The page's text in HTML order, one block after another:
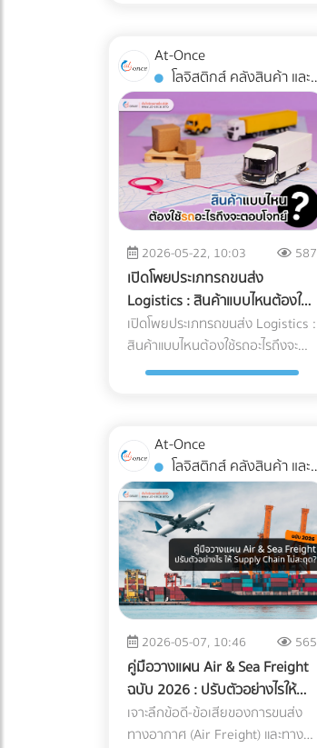
Industrial ESS เข้ามา โรงงานของ
คุณจะเสมือนมี UPS (เครื่องสำรอง
ไฟ) ขนาดยักษ์คอยคุ้มกัน โดยระบบ
จะทำงานแบบไร้รอยต่อ (Seamless
Transition) เมื่อไฟจากการไฟฟ้าดับ
หรือกระชาก ระบบจะสลับไปดึงกระแส
ไฟจากแบตเตอรี่มาจ่ายให้เครื่องจักร
สำคัญ (Critical Loads) ทันทีใน
ระดับเสี้ยววินาที ทำให้สายการผลิต
เดินหน้าต่อไปได้โดยที่เครื่องจักรไม่
สะดุด ทำไมปี 2026 ถึงเป็น "จังหวะ
ทอง" ในการลงทุนระบบ ESS? หาก
ย้อนกลับไปช่วงปี 2021-2022
แบตเตอรี่อุตสาหกรรมยังมีราคาสูง
2026 เกมได้เปลี่ยนไปแล้วด้วยปัจจัย
แบตเตอรี่ Lithium Iron
Phosphate (LiFePO4) สำหรับ
อุตสาหกรรม มีการผลิตในสเกลที่
ใหญ่ขึ้นมาก ทำให้ราคาต่อกิโลวัตต์-
ชั่วโมง (kWh) ถูกลงกว่าอดีตเกือบ
40% แถมยังมีความปลอดภัยสูง ไม่
ติดไฟง่าย และอายุการใช้งาน
ยาวนานกว่า 10,000 ไซเคิล (อ้างอิง
จากรายงาน Bloomberg) ระบบ
Peak Shaving หั่นค่าไฟ TOU แบบ
อัจฉริยะ: โรงงานส่วนใหญ่ใช้ค่าไฟ
แบบ TOU (Time of Use) ซึ่งช่วง
บ่าย (On-Peak) ค่าไฟจะแพงมาก
ระบบ AI ใน ESS จะคำนวณและปล่อย
ใบกำกับภาษี (ขายของเถื่อน/ขายตัด
ราคา) 4. ค่าใช้จ่ายเบ็ดเตล็ดและค่า
รับรองพุ่งสูงปรี๊ด การยัด "รายจ่าย
ส่วนตัว" เข้ามาเป็น "ค่าใช้จ่าย
บริษัท" เป็นเรื่องที่ AI จับทางได้ง่าย
มาก หากหมวดหมู่ค่ารับรอง ค่าเดิน
ทาง หรือค่าใช้จ่ายเบ็ดเตล็ด มี
สัดส่วนที่สูงผิดปกติเมื่อเทียบกับ
รายได้รวมของบริษัท
(Benchmarking) เตรียมตัวรับ
จดหมายเชิญพบเจ้าหน้าที่ได้เลย 5.
ทำธุรกรรมคริปโตฯ หรือ Digital
Assets โดยไม่ลงบัญชี การรับชำระ
ค่าสินค้าจากคู่ค้าต่างประเทศด้วย
Cryptocurrency แล้วไม่แปลงค่า
เงินมาบันทึกเป็นรายได้ หรือโอนเข้า
กระดานเทรด (Exchange) เพื่อตรวจ
สอบร่องรอย (Blockchain
Tracing) ได้อย่างแม่นยำ อย่ารอให้
จดหมายประเมินภาษีย้อนหลังส่งมา
ถึงบริษัท! การป้องกันที่ดีที่สุดคือ
การวางโครงสร้างระบบบัญชีที่
โปร่งใสและถูกต้องตามกฎหมาย
หากคุณต้องการเปลี่ยนผู้ทำบัญชี
หรือกำลังมองหาสำนักงานบัญชีที่
เชี่ยวชาญ โดยเฉพาะการวางแผน
ภาษีองค์กรยุคใหม่... เข้ามาเลือก
เปรียบเทียบผู้เชี่ยวชาญตัวจริงได้ที่
At-once เพื่อหมดห่วงเรื่องภาษี
แล้วโฟกัสกับการเติบโตของธุรกิจได้
พลาด 1. การสำแดง "พิกัดศุลกากร
(HS Code)" ผิดพลาด HS Code
(Harmonized System Code) คือ
รหัสตัวเลขสากลที่ใช้แยกประเภท
สินค้าทั่วโลก ซึ่งรหัสนี้จะเป็นตัว
กำหนดอัตราภาษีนำเข้า-ส่งออกที่
ธุรกิจต้องจ่าย การตีความ HS
Code ไม่ใช่เรื่องตรงไปตรงมา สินค้า
หนึ่งชิ้นอาจเข้าข่ายพิกัดได้หลาย
หมวดหมู่ขึ้นอยู่กับวัสดุหรือการใช้
งาน (เช่น ชิ้นส่วนพลาสติกทั่วไป vs.
ชิ้นส่วนพลาสติกสำหรับเครื่องมือ
แพทย์) หากระบุพิกัดผิด (สำแดงภาษี
ต่ำกว่าความเป็นจริง): แม้จะเกิดจาก
ความไม่รู้ แต่ในมุมของศุลกากรจะถือ
เป็นการ "หลีกเลี่ยงภาษี" ธุรกิจอาจ
หลังพร้อมค่าปรับที่สูงกว่ามูลค่า
สินค้าหลายเท่าตัว ซึ่งศุลกากรมี
สิทธิ์ตรวจสอบย้อนหลังได้สูงสุดถึง
10 ปี หากระบุพิกัดผิด (สำแดงภาษี
สูงเกินจริง): ธุรกิจจะต้องจ่ายภาษี
แพงกว่าที่ควรจะเป็น ทำให้ต้นทุน
สินค้าสูงขึ้นและสูญเสียความ
สามารถในการแข่งขันในตลาดโดย
เปล่าประโยชน์ 2. พลาดสิทธิ
ประโยชน์ทางภาษีเพราะเอกสาร C/O
ไม่สมบูรณ์ การนำเข้าหรือส่งออกไป
ยังประเทศที่มีข้อตกลงเขตการค้า
เสรี (FTA) เช่น จีน ญี่ปุ่น หรือ
อาเซียน ธุรกิจสามารถใช้
มือในการบริหารจัดการภาษีที่มี
ประสิทธิภาพในปี 2026 หลาย
องค์กรอาจยังไม่ทราบว่า ค่าใช้จ่าย
ในการเช่ารถบัส หรือ เช่ารถทัวร์
สามารถนำไปเป็นรายจ่ายเพื่อหัก
ภาษีบริษัทได้ หากมีการวางแผน
อย่างถูกต้องตามข้อกำหนดของ
กรมสรรพากร เงื่อนไขการนำค่าใช้
การจะตอบคำถามว่า "เช่ารถบัสจัด
สัมมนา หักภาษีได้ไหม?" ต้อง
พิจารณาเงื่อนไขหลัก ดังนี้: ต้องมี
วัตถุประสงค์เพื่อการพัฒนา
บุคลากร: กิจกรรมต้องมีกำหนดการ
(Itinerary) ชัดเจน เช่น มีการอบรม
ที่พนักงานทุกคนเข้าถึงได้: ต้อง
เป็นการจัดเลี้ยงหรือสวัสดิการที่ให้
สิทธิพนักงานทุกคนอย่างเท่าเทียม
ไม่เลือกปฏิบัติเฉพาะกลุ่ม มีหลักฐาน
การจ่ายเงินที่ถูกต้อง: ต้องมีใบ
กำกับภาษี/ใบเสร็จรับเงินที่ระบุชื่อ
บริษัทของคุณอย่างครบถ้วน 3
เทคนิคเช่ารถทัวร์เหมาคันให้
"ประหยัดงบ" และถูกต้องตาม
กฎหมาย การประเมินจำนวนคนและ
ประเภทรถ (Capacity Planning):
เลือกรถให้พอดีกับจำนวนคน เช่น
พนักงาน 20 คน ควรเลือกมินิบัส
แทนรถบัสขนาด 40 ที่นั่ง เพื่อลดค่า
ใช้จ่ายส่วนเกิน การคำนวณเส้นทาง
At-Once
การจัดส่ง
2026-05-22, 10:03 587
เปิดโพยประเภทรถขนส่ง
Logistics : สินค้าแบบไหนต้องใช้
รถอะไรถึงจะตอบโจทย์?
เปิดโพยประเภทรถขนส่ง Logistics :
สินค้าแบบไหนต้องใช้รถอะไรถึงจะ
ตอบโจทย์? ในโลกของการทำธุรกิจ
แฝง" และ "ความปลอดภัยของ
สินค้า" หลายครั้งที่ฝ่ายจัดซื้อหรือผู้
ประกอบการเลือกจ้างรถขนส่งขนาด
ใหญ่เกินความจำเป็นเพราะเผื่อเหลือ
เผื่อขาด จนทำให้ค่าใช้จ่ายบานปลาย
หรือบางครั้งเลือกใช้รถผิดประเภท
จนสินค้าเสียหายระหว่างทาง (เช่น
โดนฝนสาด หรืออุณหภูมิเปลี่ยน)
ประเภทรถขนส่ง Logistics เพื่อให้
คุณจับคู่สินค้ากับยานพาหนะได้
อย่างถูกต้อง คุ้มค่า และตอบโจทย์
ธุรกิจมากที่สุด ทำไมฝ่ายจัดซื้อต้อง
ซีเรียสเรื่อง "ประเภทรถขนส่ง"? การ
At-Once
การจัดส่ง
2026-05-07, 10:46 565
คู่มือวางแผน Air & Sea Freight
ฉบับ 2026 : ปรับตัวอย่างไรให้
ซัพพลายเชนไม่สะดุด?
เจาะลึกข้อดี-ข้อเสียของการขนส่ง
ทางอากาศ (Air Freight) และทาง